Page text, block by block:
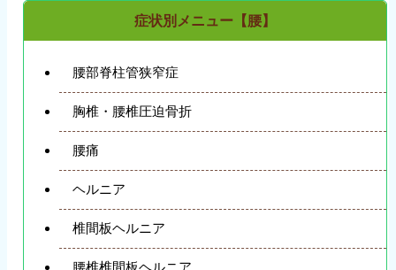
症状別メニュー【腰】
腰部脊柱管狭窄症
胸椎・腰椎圧迫骨折
腰痛
ヘルニア
椎間板ヘルニア
腰椎椎間板ヘルニア